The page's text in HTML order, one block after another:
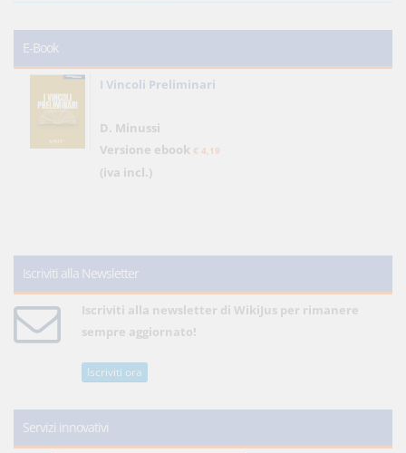
E-Book
I Vincoli Preliminari
D. Minussi
Versione ebook € 4,19
(iva incl.)
Iscriviti alla Newsletter
Iscriviti alla newsletter di WikiJus per rimanere
sempre aggiornato!
Iscriviti ora
Servizi innovativi